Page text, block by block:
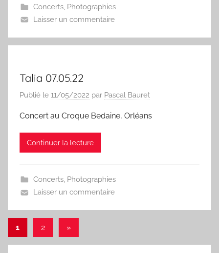
Concerts, Photographies
Laisser un commentaire
Talia 07.05.22
Publié le 11/05/2022 par Pascal Bauret
Concert au Croque Bedaine, Orléans
Continuer la lecture
Concerts, Photographies
Laisser un commentaire
Pagination
des
1 2
Articles
»